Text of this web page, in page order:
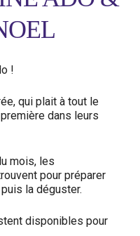
!
qui plait à tout le
dans leurs
mois, les
pour préparer
puis la déguster.
disponibles pour